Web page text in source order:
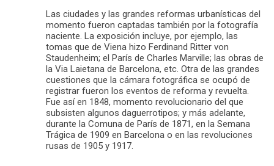
Las ciudades y las grandes reformas urbanísticas del
momento fueron captadas también por la fotografía
naciente. La exposición incluye, por ejemplo, las
tomas que de Viena hizo Ferdinand Ritter von
Staudenheim; el París de Charles Marville; las obras de
la Via Laietana de Barcelona, etc. Otra de las grandes
cuestiones que la cámara fotográfica se ocupó de
registrar fueron los eventos de reforma y revuelta.
Fue así en 1848, momento revolucionario del que
subsisten algunos daguerrotipos; y más adelante,
durante la Comuna de París de 1871, en la Semana
Trágica de 1909 en Barcelona o en las revoluciones
rusas de 1905 y 1917.